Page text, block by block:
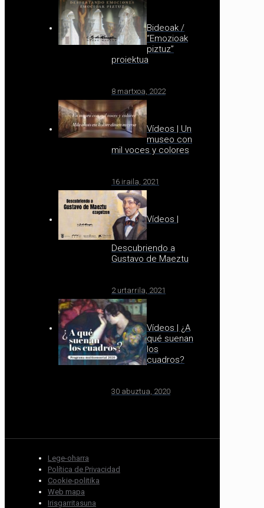
Bideoak /
“Emozioak
piztuz”
proiektua
8 martxoa, 2022
Vídeos | Un
museo con
mil voces y colores
16 iraila, 2021
Vídeos |
Descubriendo a
Gustavo de Maeztu
2 urtarrila, 2021
Vídeos | ¿A
qué suenan
los
cuadros?
30 abuztua, 2020
Lege-oharra
Política de Privacidad
Cookie-politika
Web mapa
Irisgarritasuna